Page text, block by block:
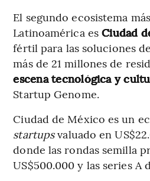
El segundo ecosistema
Latinoamérica esCiudad
fértil para las soluciones de
más de 21 millones de
escena tecnológica y
Startup Genome.
Ciudad de México es un
startupsvaluado en
donde las rondas semilla
US$500.000 y las series A